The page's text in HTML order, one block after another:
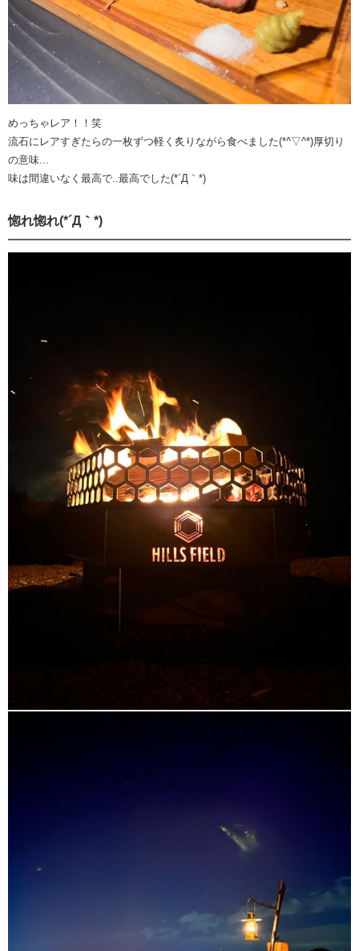
めっちゃレア！！笑
流石にレアすぎたらの一枚ずつ軽く炙りながら食べました(*^▽^*)厚切り
の意味...
味は間違いなく最高で..最高でした(*´Д｀*)
惚れ惚れ(*´Д｀*)